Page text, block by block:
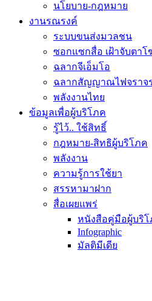
นโยบาย-กฎหมาย
งานรณรงค์
ระบบขนส่งมวลชน
ซอกแซกสื่อ เฝ้าจับตาโ
ฉลากจีเอ็มโอ
ฉลากสัญญาณไฟจราจ
พลังงานไทย
ข้อมูลเพื่อผู้บริโภค
รู้ไว้.. ใช้สิทธิ์
กฎหมาย-สิทธิผู้บริโภค
พลังงาน
ความรู้การใช้ยา
สรรหามาฝาก
สื่อเผยแพร่
หนังสือคู่มือผู้บริโ
Infographic
มัลติมีเดีย